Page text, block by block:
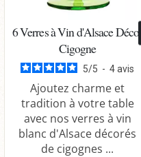
6 Verres à Vin d'Alsace Décor
Cigogne
5/5 - 4avis
Ajoutez charme et
tradition à votre table
avec nos verres à vin
blanc d'Alsace décorés
de cigognes ...